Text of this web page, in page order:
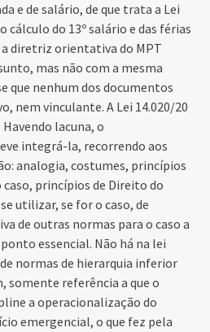
e de salário, de que trata a Lei
cálculo do 13º salário e das férias
diretriz orientativa do MPT
mas não com a mesma
que nenhum dos documentos
nem vinculante. A Lei 14.020/20
lacuna, o
integrá-la, recorrendo aos
analogia, costumes, princípios
princípios de Direito do
utilizar, se for o caso, de
de outras normas para o caso a
essencial. Não há na lei
normas de hierarquia inferior
somente referência a que o
a operacionalização do
emergencial, o que fez pela